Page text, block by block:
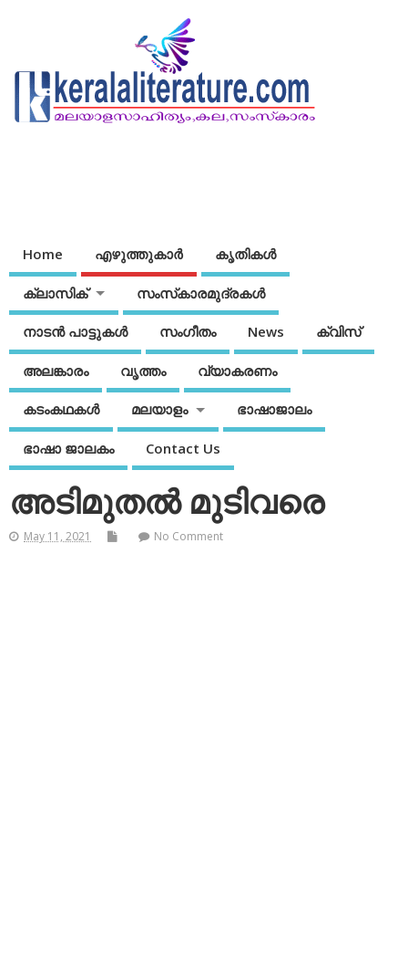
Home എഴുത്തുകാര്‍ കൃതികൾ
ക്ലാസിക് സംസ്‌കാരമുദ്രകള്‍
നാടന്‍ പാട്ടുകള്‍ സംഗീതം News ക്വിസ്
അലങ്കാരം വൃത്തം വ്യാകരണം
കടംകഥകള്‍ മലയാളം ഭാഷാജാലം
ഭാഷാ ജാലകം Contact Us
അടിമുതല്‍ മുടിവരെ
May 11, 2021 No Comment